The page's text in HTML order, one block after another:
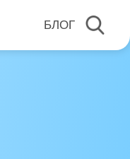
БЛОГ